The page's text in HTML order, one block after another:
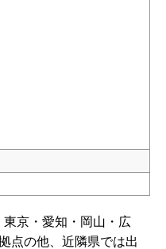
京・愛知・岡山・広
点の他、近隣県では出